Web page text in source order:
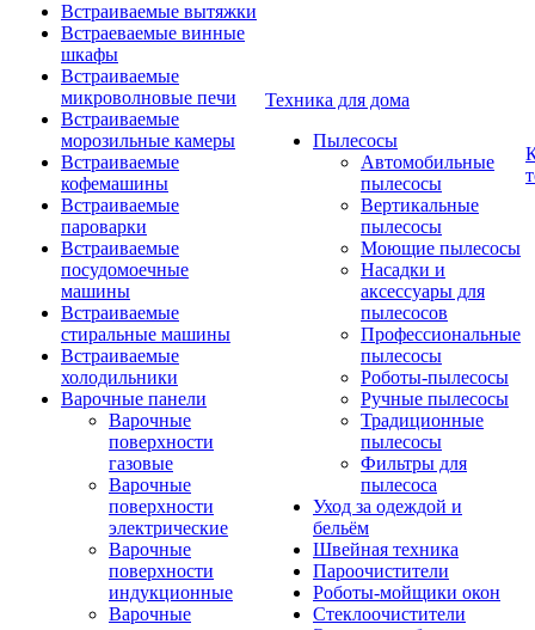
Встраиваемые вытяжки
Встраеваемые винные
шкафы
Встраиваемые
микроволновые печи
Встраиваемые
морозильные камеры
Встраиваемые
кофемашины
Встраиваемые
пароварки
Встраиваемые
посудомоечные
машины
Встраиваемые
стиральные машины
Встраиваемые
холодильники
Варочные панели
Варочные
поверхности
газовые
Варочные
поверхности
электрические
Варочные
поверхности
индукционные
Варочные
Техника для дома
Пылесосы
Автомобильные
пылесосы
Вертикальные
пылесосы
Моющие пылесосы
Насадки и
аксессуары для
пылесосов
Профессиональные
пылесосы
Роботы-пылесосы
Ручные пылесосы
Традиционные
пылесосы
Фильтры для
пылесоса
Уход за одеждой и
бельём
Швейная техника
Пароочистители
Роботы-мойщики окон
Стеклоочистители